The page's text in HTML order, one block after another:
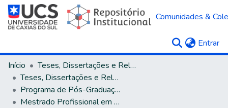
Comunidades &
Entrar
Início
Teses, Dissertações e Relatórios
Teses, Dissertações e Relatórios defendidos na UCS
Programa de Pós-Graduação em Engenharia de Produção
Mestrado Profissional em Engenharia de Produção